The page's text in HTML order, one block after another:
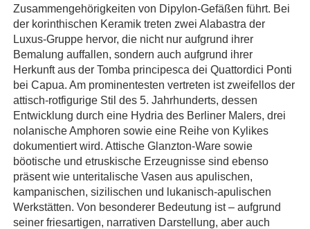
Zusammengehörigkeiten von Dipylon-Gefäßen führt. Bei
der korinthischen Keramik treten zwei Alabastra der
Luxus-Gruppe hervor, die nicht nur aufgrund ihrer
Bemalung auffallen, sondern auch aufgrund ihrer
Herkunft aus der Tomba principesca dei Quattordici Ponti
bei Capua. Am prominentesten vertreten ist zweifellos der
attisch-rotfigurige Stil des 5. Jahrhunderts, dessen
Entwicklung durch eine Hydria des Berliner Malers, drei
nolanische Amphoren sowie eine Reihe von Kylikes
dokumentiert wird. Attische Glanzton-Ware sowie
böotische und etruskische Erzeugnisse sind ebenso
präsent wie unteritalische Vasen aus apulischen,
kampanischen, sizilischen und lukanisch-apulischen
Werkstätten. Von besonderer Bedeutung ist – aufgrund
seiner friesartigen, narrativen Darstellung, aber auch